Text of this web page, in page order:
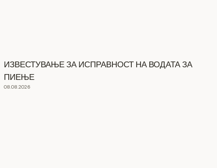
ИЗВЕСТУВАЊЕ ЗА ИСПРАВНОСТ НА ВОДАТА ЗА
ПИЕЊЕ
08.08.2026